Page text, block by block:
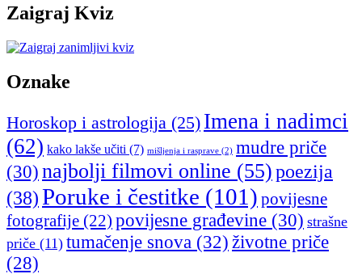
Zaigraj Kviz
Oznake
Horoskop i astrologija (25) Imena i nadimci
(62) kako lakše učiti (7) mišljenja i rasprave (2) mudre priče
(30) najbolji filmovi online (55)poezija
(38)Poruke i čestitke (101) povijesne
fotografije (22) povijesne građevine (30) strašne
priče (11) tumačenje snova (32) životne priče
(28)